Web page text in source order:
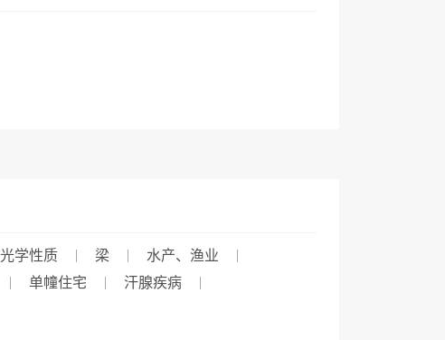
光学性质 梁
水产、渔业
单幢住宅
汗腺疾病